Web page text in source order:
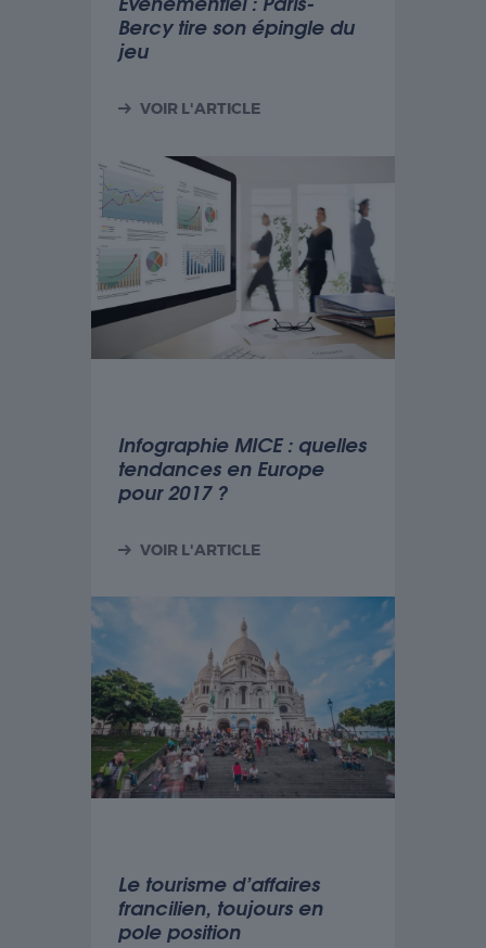
Bercy tire son épingle du
jeu
VOIR L'ARTICLE
Infographie MICE : quelles
tendances en Europe
pour 2017 ?
VOIR L'ARTICLE
Le tourisme d’affaires
francilien, toujours en
pole position
fonctionnalités
tierces.
visiteurs des
publicités
personnalisées
basées sur les
pages visitées
précédemment
et analyser
l'efficacité de la